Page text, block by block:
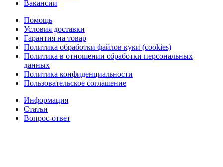
Вакансии
Помощь
Условия доставки
Гарантия на товар
Политика обработки файлов куки (cookies)
Политика в отношении обработки персональных
данных
Политика конфиденциальности
Пользовательское соглашение
Информация
Статьи
Вопрос-ответ